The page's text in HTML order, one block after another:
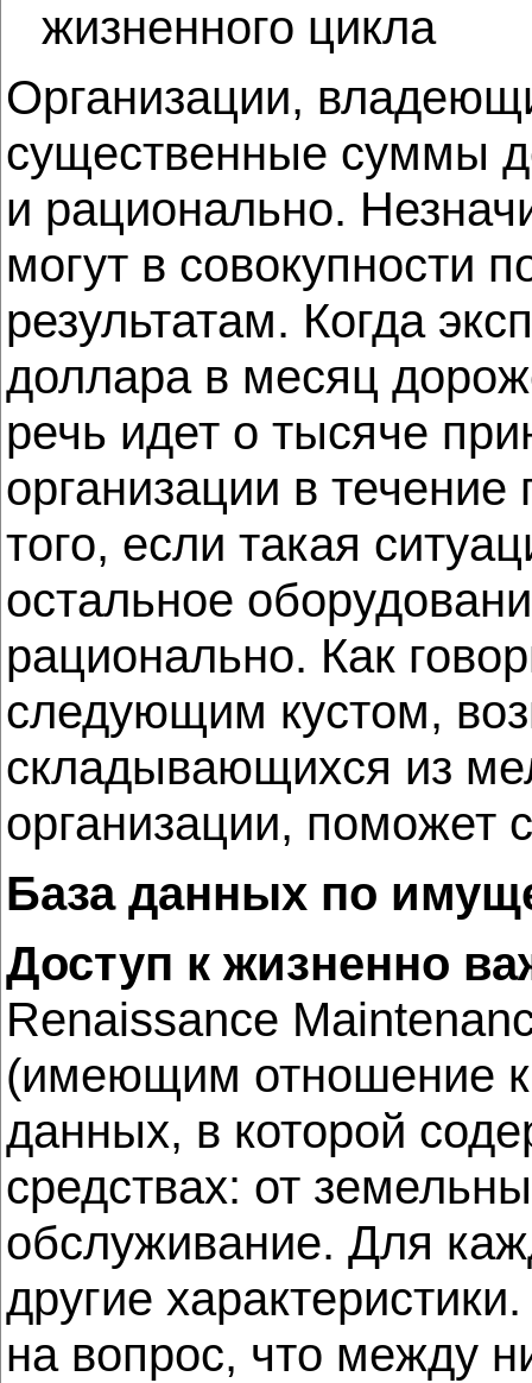
жизненного цикла
Организации,
существенные суммы
и рационально.
могут в совокупности
результатам. Когда
доллара в месяц
речь идет о тысяче
организации в
того, если такая
остальное
рационально. Как
следующим кустом,
складывающихся из
организации, поможет
База данных по
Доступ к жизненно
Renaissance
(имеющим отношение к
данных, в которой
средствах: от
обслуживание. Для
другие
на вопрос, что между